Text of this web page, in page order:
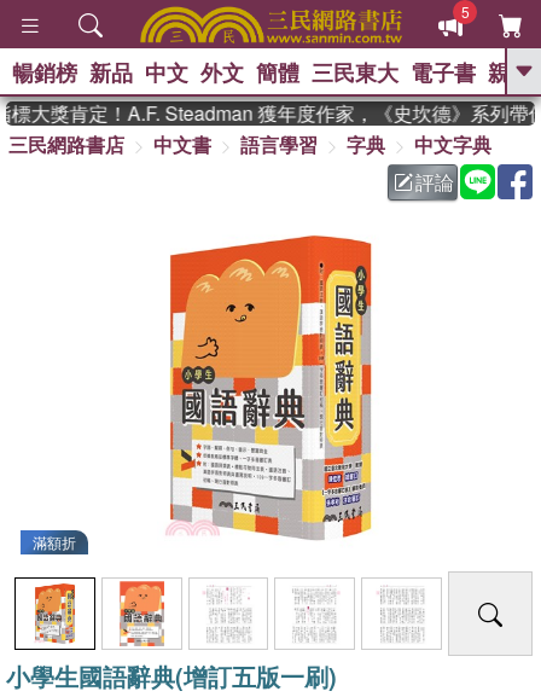
5
GO
熱搜： 東野圭吾 、 高希均教授回憶錄
父親節 、 如果歷
暑期推薦 、 國際布克
登輝時代
、 數學女孩：黎曼猜想
偉大的迷走神經
暢銷榜 新品 中文 外文 簡體 三民東大 電子書 親子
大獎肯定！A.F. Steadman 獲年度作家，《史坎德》系列帶你
三民網路書店
中文書 語言學習 字典
中文字典
評論
滿額折
小學生國語辭典(增訂五版一刷)